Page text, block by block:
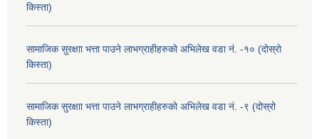
किस्ता)
सामाजिक सुरक्षाा भत्ता पाउने लाभग्राहीहरुको अभिलेख वडा नं. -१० (दोस्रो
किस्ता)
सामाजिक सुरक्षाा भत्ता पाउने लाभग्राहीहरुको अभिलेख वडा नं. -९ (दोस्रो
किस्ता)